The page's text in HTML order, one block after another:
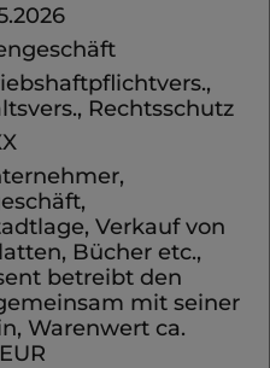
Rechtsschutz
Verkauf von
Bücher etc.,
betreibt den
mit seiner
Warenwert ca.